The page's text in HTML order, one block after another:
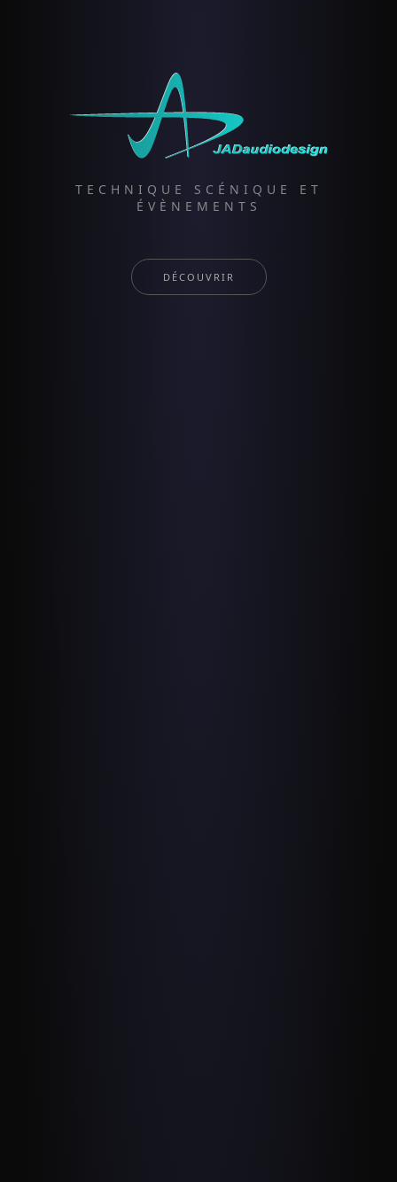
TECHNIQUE SCÉNIQUE ET
ÉVÈNEMENTS
DÉCOUVRIR